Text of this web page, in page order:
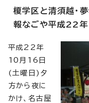
榎学区と清須越・
報なごや平成22年
平成22年
10月16日
(土曜日)夕
方から夜に
かけ、名古屋